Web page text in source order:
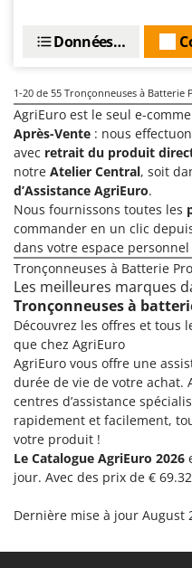
Données techniques
1-20 de 55 Tronçonneuses à Batterie
AgriEuro est le seul e-
Après-Vente : nous
avec retrait du produit
notre Atelier Central, soit
d’Assistance AgriEuro.
Nous fournissons toutes les
commander en un clic
dans votre espace
Tronçonneuses à Batterie
Les meilleures marques
Tronçonneuses à
Découvrez les offres et tous
que chez AgriEuro
AgriEuro vous offre une
durée de vie de votre achat.
centres d’assistance
rapidement et facilement,
votre produit !
Le Catalogue AgriEuro 2026
jour. Avec des prix de €
Dernière mise à jour August